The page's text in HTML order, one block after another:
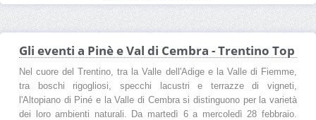
Gli eventi a Pinè e Val di Cembra - Trentino Top
Nel cuore del Trentino, tra la Valle dell'Adige e la Valle di Fiemme,
tra boschi rigogliosi, specchi lacustri e terrazze di vigneti,
l'Altopiano di Piné e la Valle di Cembra si distinguono per la varietà
dei loro ambienti naturali. Da martedì 6 a mercoledì 28 febbraio.